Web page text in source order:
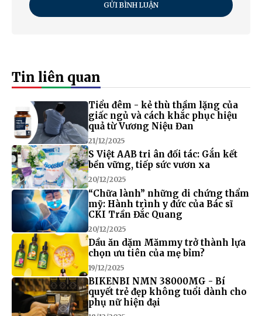
GỬI BÌNH LUẬN
Tin liên quan
Tiểu đêm - kẻ thù thầm lặng của
giấc ngủ và cách khắc phục hiệu
quả từ Vương Niệu Đan
21/12/2025
S Việt AAB tri ân đối tác: Gắn kết
bền vững, tiếp sức vươn xa
20/12/2025
“Chữa lành” những di chứng thẩm
mỹ: Hành trình y đức của Bác sĩ
CKI Trần Đắc Quang
20/12/2025
Dầu ăn dặm Mămmy trở thành lựa
chọn ưu tiên của mẹ bỉm?
19/12/2025
BIKENBI NMN 38000MG - Bí
quyết trẻ đẹp không tuổi dành cho
phụ nữ hiện đại